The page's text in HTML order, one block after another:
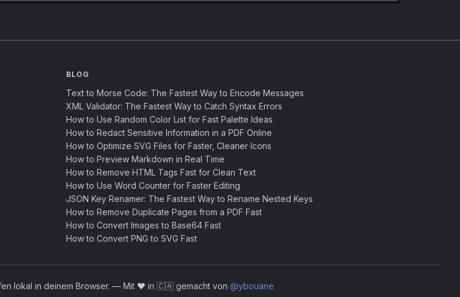
BLOG
Text to Morse Code: The Fastest Way to Encode Messages
XML Validator: The Fastest Way to Catch Syntax Errors
How to Use Random Color List for Fast Palette Ideas
How to Redact Sensitive Information in a PDF Online
How to Optimize SVG Files for Faster, Cleaner Icons
How to Preview Markdown in Real Time
How to Remove HTML Tags Fast for Clean Text
How to Use Word Counter for Faster Editing
JSON Key Renamer: The Fastest Way to Rename Nested Keys
How to Remove Duplicate Pages from a PDF Fast
How to Convert Images to Base64 Fast
How to Convert PNG to SVG Fast
lokal in deinem Browser. — Mit ❤️ in 🇨🇦 gemacht von @ybouane